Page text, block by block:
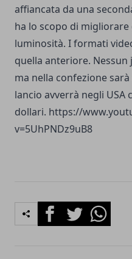
affiancata da una
ha lo scopo di
luminosità. I formati
quella anteriore.
ma nella confezione
lancio avverrà negli USA
dollari. https://
v=5UhPNDz9uB8
FacebookTwitterWhatsapp